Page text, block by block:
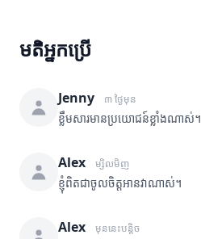
មតិអ្នកប្រើ
Jenny ៣ ថ្ងៃមុន
ខ្លឹមសារមានប្រយោជន៍ខ្លាំងណាស់។
Alex ម្សិលមិញ
ខ្ញុំពិតជាចូលចិត្តអានវាណាស់។
Alex មុននេះបន្តិច